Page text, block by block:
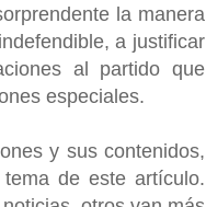
la manera
a justificar
al partido que
especiales.
y sus contenidos,
de este artículo.